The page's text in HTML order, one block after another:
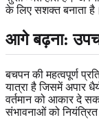
के लिए सशक्त बनाता है।
आगे बढ़ना:
बचपन की महत्वपूर्ण
यात्रा है जिसमें अपार
वर्तमान को आकार दे
संभावनाओं को